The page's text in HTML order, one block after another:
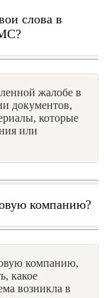
слова в
жалобе в
документов,
которые
или
компанию?
компанию,
какое
возникла в